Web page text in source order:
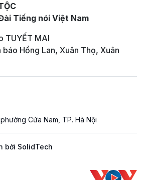
Tiếng nói Việt Nam
TUYẾT MAI
Hồng Lan, Xuân Thọ, Xuân
Cửa Nam, TP. Hà Nội
bởi SolidTech